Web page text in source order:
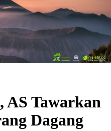
Tawarkan
Dagang